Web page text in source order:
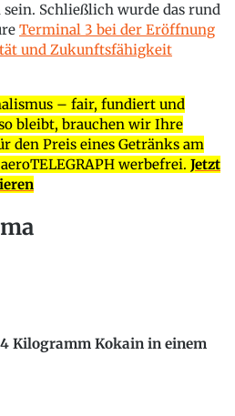
Schließlich wurde das rund
Terminal 3 bei der Eröffnung
und Zukunftsfähigkeit
– fair, fundiert und
bleibt, brauchen wir Ihre
den Preis eines Getränks am
werbefrei. Jetzt
Kilogramm Kokain in einem